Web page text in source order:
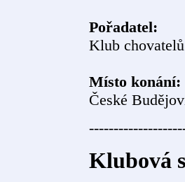
Pořadatel:
Klub
Místo konání:
České
Klubová